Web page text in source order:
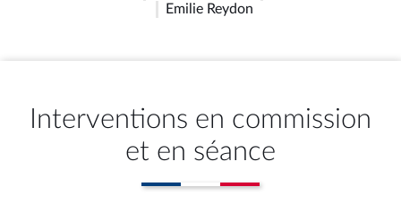
Emilie Reydon
Interventions en commission
et en séance